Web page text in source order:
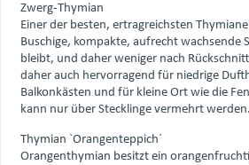
Zwerg-Thymian
Einer der besten, ertragreichsten
Buschige, kompakte, aufrecht wachsende
bleibt, und daher weniger nach
daher auch hervorragend für niedrige
Balkonkästen und für kleine Ort wie die
kann nur über Stecklinge vermehrt
Thymian `Orangenteppich´
Orangenthymian besitzt ein